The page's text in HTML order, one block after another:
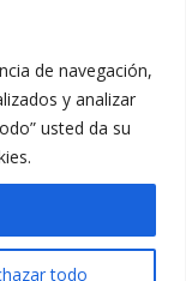
de navegación,
y analizar
usted da su
todo